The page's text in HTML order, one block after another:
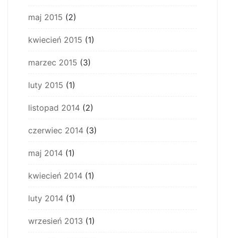
maj 2015 (2)
kwiecień 2015 (1)
marzec 2015 (3)
luty 2015 (1)
listopad 2014 (2)
czerwiec 2014 (3)
maj 2014 (1)
kwiecień 2014 (1)
luty 2014 (1)
wrzesień 2013 (1)